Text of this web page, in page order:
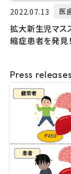
2022.07.13 医
拡大新生児マス
縮症患者を発見！
Press releases